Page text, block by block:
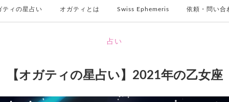
ティの星占い オガティとは Swiss Ephemeris 依頼・問い合
占い
【オガティの星占い】2021年の乙女座